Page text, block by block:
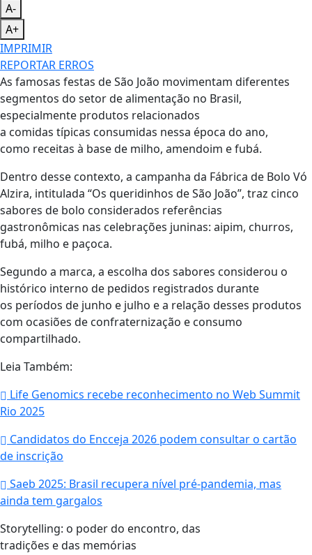
A-
A+
IMPRIMIR
REPORTAR ERROS
As famosas festas de São João movimentam diferentes
segmentos do setor de alimentação no Brasil,
especialmente produtos relacionados
a comidas típicas consumidas nessa época do ano,
como receitas à base de milho, amendoim e fubá.
Dentro desse contexto, a campanha da Fábrica de Bolo Vó
Alzira, intitulada “Os queridinhos de São João”, traz cinco
sabores de bolo considerados referências
gastronômicas nas celebrações juninas: aipim, churros,
fubá, milho e paçoca.
Segundo a marca, a escolha dos sabores considerou o
histórico interno de pedidos registrados durante
os períodos de junho e julho e a relação desses produtos
com ocasiões de confraternização e consumo
compartilhado.
Leia Também:
Life Genomics recebe reconhecimento no Web Summit
Rio 2025
Candidatos do Encceja 2026 podem consultar o cartão
de inscrição
Saeb 2025: Brasil recupera nível pré-pandemia, mas
ainda tem gargalos
Storytelling: o poder do encontro, das
tradições e das memórias